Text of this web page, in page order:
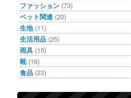
ファッション (73)
ペット関連 (20)
生地(11)
生活用品 (25)
雨具 (15)
靴(16)
食品 (23)